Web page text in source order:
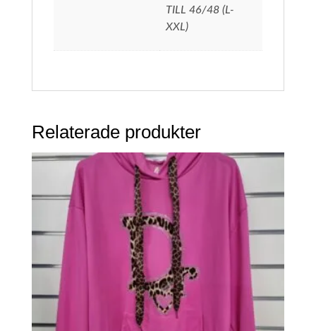
TILL 46/48 (L-
XXL)
Relaterade produkter